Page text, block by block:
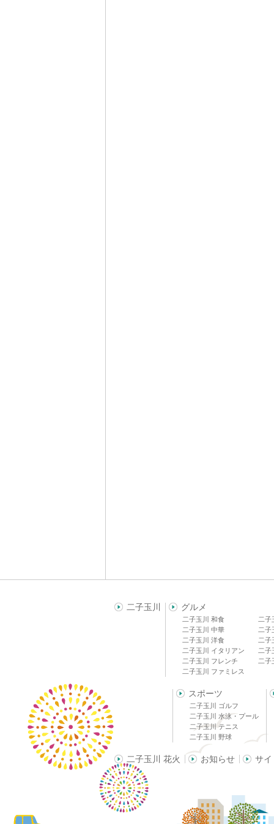
二子玉川 グルメ
二子玉川 和食
二子玉川 中華
二子玉川 洋食
二子玉川 イタリアン
二子玉川 フレンチ
二子玉川 ファミレス
二子
二子
二子
二子
二子
スポーツ
二子玉川 ゴルフ
二子玉川 水泳・プール
二子玉川 テニス
二子玉川 野球
二子玉川 花火 お知らせ サイ